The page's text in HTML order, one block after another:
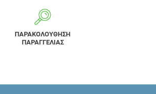
ΠΑΡΑΚΟΛΟΥΘΗΣΗ
ΠΑΡΑΓΓΕΛΙΑΣ